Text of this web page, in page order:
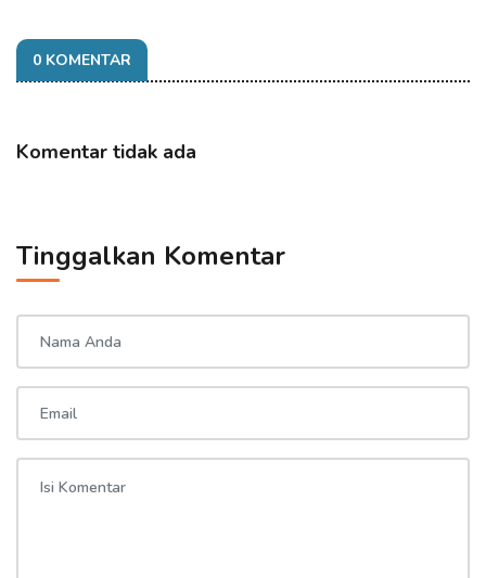
0 KOMENTAR
Komentar tidak ada
Tinggalkan Komentar